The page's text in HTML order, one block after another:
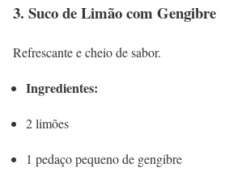
3. Suco de Limão com Gengibre
Refrescante e cheio de sabor.
Ingredientes:
2 limões
1 pedaço pequeno de gengibre